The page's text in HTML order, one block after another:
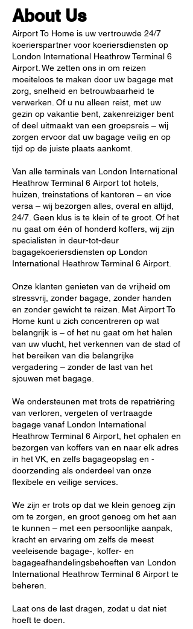
About Us
Airport To Home is uw vertrouwde 24/7
koerierspartner voor koeriersdiensten op
London International Heathrow Terminal 6
Airport. We zetten ons in om reizen
moeiteloos te maken door uw bagage met
zorg, snelheid en betrouwbaarheid te
verwerken. Of u nu alleen reist, met uw
gezin op vakantie bent, zakenreiziger bent
of deel uitmaakt van een groepsreis – wij
zorgen ervoor dat uw bagage veilig en op
tijd op de juiste plaats aankomt.
Van alle terminals van London International
Heathrow Terminal 6 Airport tot hotels,
huizen, treinstations of kantoren – en vice
versa – wij bezorgen alles, overal en altijd,
24/7. Geen klus is te klein of te groot. Of het
nu gaat om één of honderd koffers, wij zijn
specialisten in deur-tot-deur
bagagekoeriersdiensten op London
International Heathrow Terminal 6 Airport.
Onze klanten genieten van de vrijheid om
stressvrij, zonder bagage, zonder handen
en zonder gewicht te reizen. Met Airport To
Home kunt u zich concentreren op wat
belangrijk is – of het nu gaat om het halen
van uw vlucht, het verkennen van de stad of
het bereiken van die belangrijke
vergadering – zonder de last van het
sjouwen met bagage.
We ondersteunen met trots de repatriëring
van verloren, vergeten of vertraagde
bagage vanaf London International
Heathrow Terminal 6 Airport, het ophalen en
bezorgen van koffers van en naar elk adres
in het VK, en zelfs bagageopslag en -
doorzending als onderdeel van onze
flexibele en veilige services.
We zijn er trots op dat we klein genoeg zijn
om te zorgen, en groot genoeg om het aan
te kunnen – met een persoonlijke aanpak,
kracht en ervaring om zelfs de meest
veeleisende bagage-, koffer- en
bagageafhandelingsbehoeften van London
International Heathrow Terminal 6 Airport te
beheren.
Laat ons de last dragen, zodat u dat niet
hoeft te doen.